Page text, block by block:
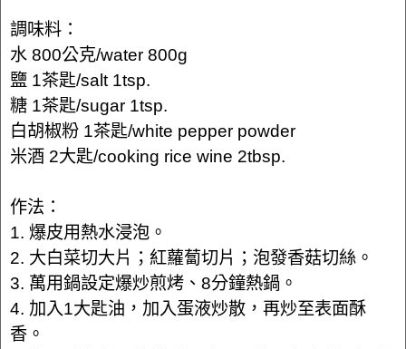
調味料：
水 800公克/water 800g
鹽 1茶匙/salt 1tsp.
糖 1茶匙/sugar 1tsp.
白胡椒粉 1茶匙/white pepper powder
米酒 2大匙/cooking rice wine 2tbsp.
作法：
1. 爆皮用熱水浸泡。
2. 大白菜切大片；紅蘿蔔切片；泡發香菇切絲。
3. 萬用鍋設定爆炒煎烤、8分鐘熱鍋。
4. 加入1大匙油，加入蛋液炒散，再炒至表面酥
香。